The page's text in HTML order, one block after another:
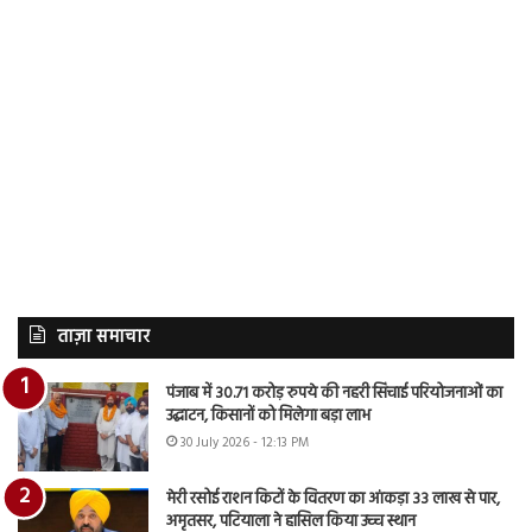
ताज़ा समाचार
पंजाब में 30.71 करोड़ रुपये की नहरी सिंचाई परियोजनाओं का
उद्घाटन, किसानों को मिलेगा बड़ा लाभ
30 July 2026 - 12:13 PM
मेरी रसोई राशन किटों के वितरण का आंकड़ा 33 लाख से पार,
अमृतसर, पटियाला ने हासिल किया उच्च स्थान